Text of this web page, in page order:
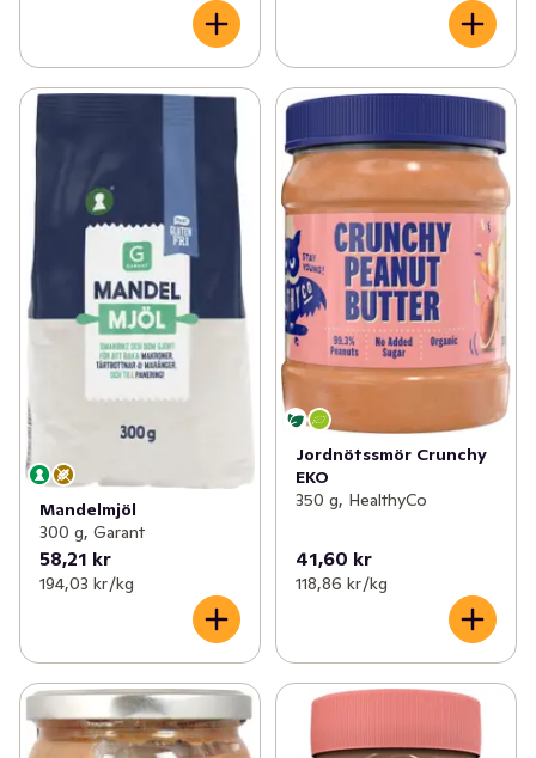
Mandelmjöl
300 g, Garant
58,21 kr
194,03 kr /kg
Jordnötssmör Crunchy
EKO
350 g, HealthyCo
41,60 kr
118,86 kr /kg